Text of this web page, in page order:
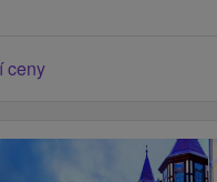
ceny